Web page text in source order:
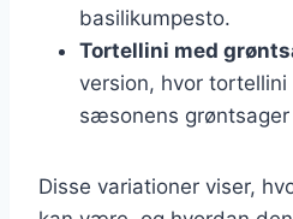
basilikumpesto.
Tortellini med
version, hvor
sæsonens
Disse variationer viser,